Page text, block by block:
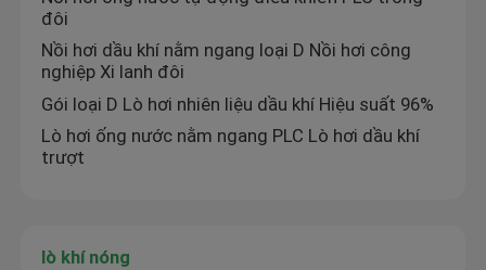
Lò phản ứng được lót bằng kính
Các thiết bị phụ trợ nồi hơi
đôi
Nồi hơi dầu khí nằm ngang loại D Nồi hơi công
nghiệp Xi lanh đôi
Gói loại D Lò hơi nhiên liệu dầu khí Hiệu suất 96%
Lò hơi ống nước nằm ngang PLC Lò hơi dầu khí
trượt
lò khí nóng